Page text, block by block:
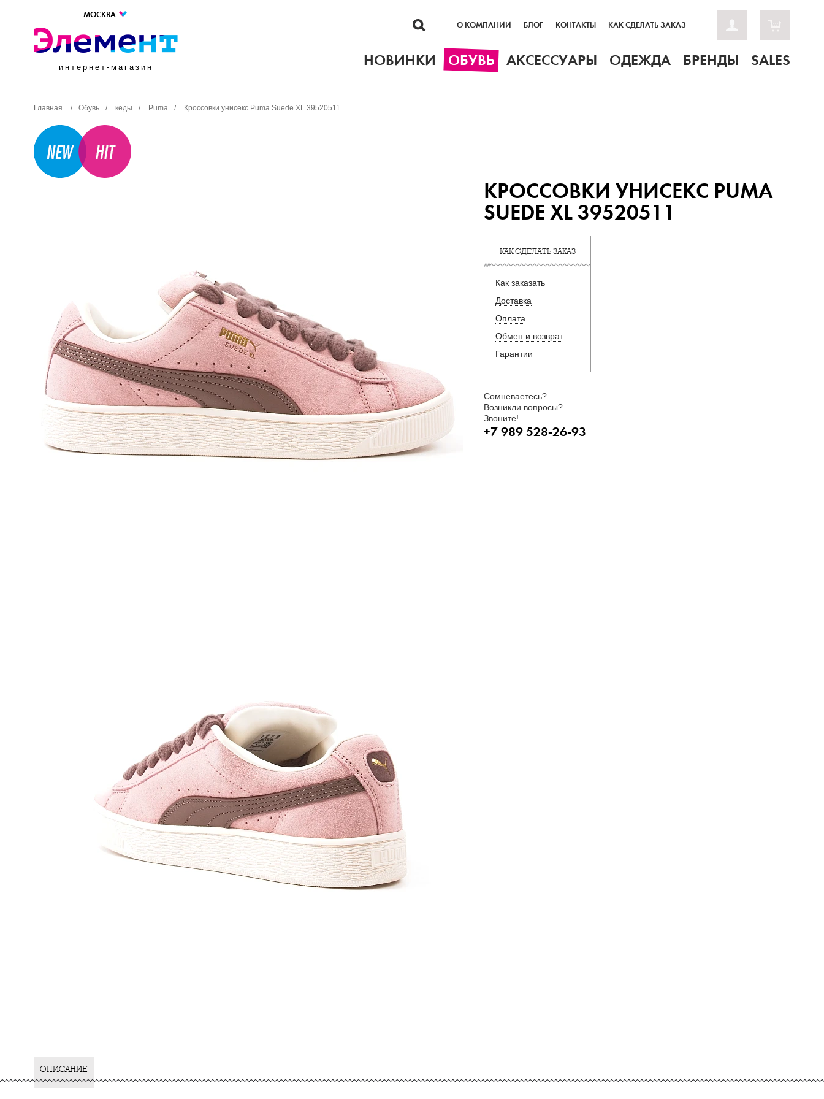
МОСКВА
интернет-магазин
О КОМПАНИИ БЛОГ КОНТАКТЫ КАК СДЕЛАТЬ ЗАКАЗ
НОВИНКИ ОБУВЬ АКСЕССУАРЫ ОДЕЖДА БРЕНДЫ SALES
Главная / Обувь / кеды / Puma / Кроссовки унисекс Puma Suede XL 39520511
КРОССОВКИ УНИСЕКС PUMA
SUEDE XL 39520511
КАК СДЕЛАТЬ ЗАКАЗ
Как заказать
Доставка
Оплата
Обмен и возврат
Гарантии
Сомневаетесь?
Возникли вопросы?
Звоните!
+7 989 528-26-93
ОПИСАНИЕ